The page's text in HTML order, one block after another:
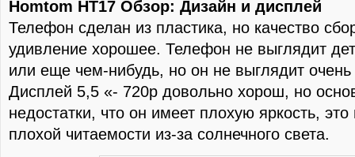
Homtom HT17 Обзор: Дизайн и дисплей
Телефон сделан из пластика, но качество
удивление хорошее. Телефон не выглядит
или еще чем-нибудь, но он не выглядит
Дисплей 5,5 «- 720p довольно хорош, но
недостатки, что он имеет плохую яркость, это
плохой читаемости из-за солнечного света.